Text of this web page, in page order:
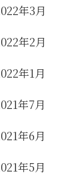
年3月
年2月
年1月
年7月
年6月
年5月